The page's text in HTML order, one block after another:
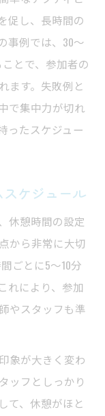
促し、長時間の
事例では、30～
とで、参加者の
ます。失敗例と
で集中力が切れ
ったスケジュー
ケジュール
休憩時間の設定
から非常に大切
ごとに5～10分
れにより、参加
やスタッフも準
象が大きく変わ
ッフとしっかり
て、休憩がほと